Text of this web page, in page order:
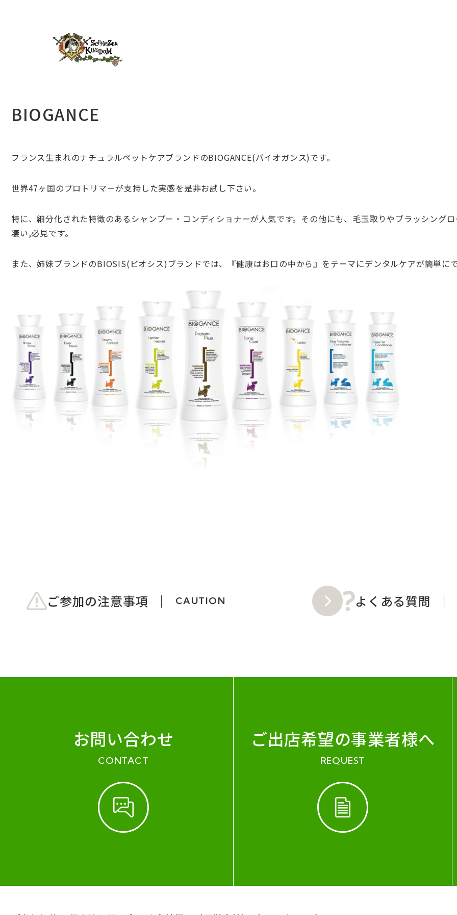
BIOGANCE
フランス生まれのナチュラルペットケアブランドのBIOGANCE(バイオガンス)です。
世界47ヶ国のプロトリマーが支持した実感を是非お試し下さい。
特に、細分化された特徴のあるシャンプー・コンディショナーが人気です。その他にも、毛玉取りやブラッシング
凄い,必見です。
また、姉妹ブランドのBIOSIS(ビオシス)ブランドでは、『健康はお口の中から』をテーマにデンタルケアが簡単に
ご参加の注意事項 CAUTION よくある質問
お問い合わせ
CONTACT
ご出店希望の事業者様へ
REQUEST